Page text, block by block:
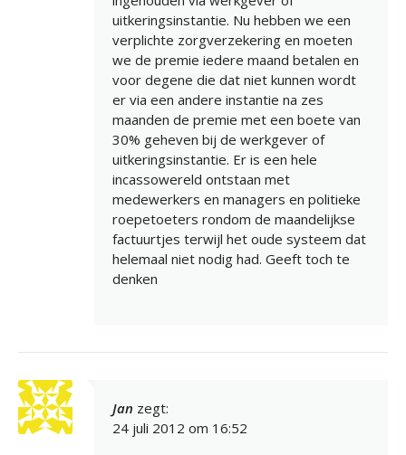
uitkeringsinstantie. Nu hebben we een
verplichte zorgverzekering en moeten
we de premie iedere maand betalen en
voor degene die dat niet kunnen wordt
er via een andere instantie na zes
maanden de premie met een boete van
30% geheven bij de werkgever of
uitkeringsinstantie. Er is een hele
incassowereld ontstaan met
medewerkers en managers en politieke
roepetoeters rondom de maandelijkse
factuurtjes terwijl het oude systeem dat
helemaal niet nodig had. Geeft toch te
denken
Jan zegt:
24 juli 2012 om 16:52